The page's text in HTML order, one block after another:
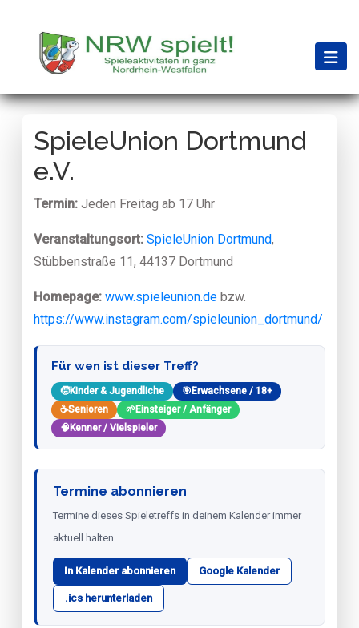
SpieleUnion Dortmund
e.V.
Termin: Jeden Freitag ab 17 Uhr
Veranstaltungsort: SpieleUnion Dortmund,
Stübbenstraße 11, 44137 Dortmund
Homepage: www.spieleunion.de bzw.
https://www.instagram.com/spieleunion_dortmund/
Für wen ist dieser Treff?
🧒Kinder & Jugendliche 🎯 Erwachsene / 18+
☕Senioren 🌱 Einsteiger / Anfänger
🧠 Kenner / Vielspieler
Termine abonnieren
Termine dieses Spieletreffs in deinem Kalender immer
aktuell halten.
In Kalender abonnieren Google Kalender
.ics herunterladen